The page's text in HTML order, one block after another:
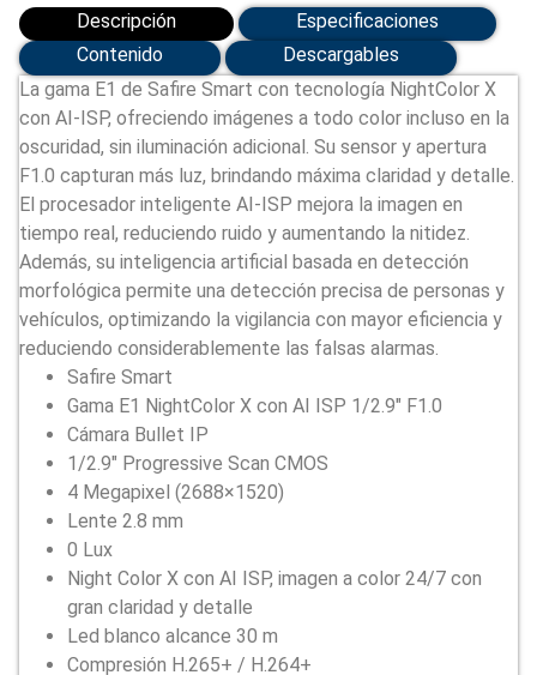
F1.0
Night
Color
(SF-
IPB080A-
4E1-
NIGHT)
cantidad
Descripción
Especificaciones
Contenido
Descargables
La gama E1 de Safire Smart con tecnología NightColor X
con AI-ISP, ofreciendo imágenes a todo color incluso en la
oscuridad, sin iluminación adicional. Su sensor y apertura
F1.0 capturan más luz, brindando máxima claridad y detalle.
El procesador inteligente AI-ISP mejora la imagen en
tiempo real, reduciendo ruido y aumentando la nitidez.
Además, su inteligencia artificial basada en detección
morfológica permite una detección precisa de personas y
vehículos, optimizando la vigilancia con mayor eficiencia y
reduciendo considerablemente las falsas alarmas.
Safire Smart
Gama E1 NightColor X con AI ISP 1/2.9″ F1.0
Cámara Bullet IP
1/2.9″ Progressive Scan CMOS
4 Megapixel (2688×1520)
Lente 2.8 mm
0 Lux
Night Color X con AI ISP, imagen a color 24/7 con
gran claridad y detalle
Led blanco alcance 30 m
Compresión H.265+ / H.264+